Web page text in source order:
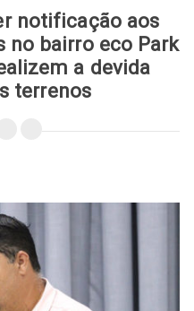
notificação aos
no bairro eco Park
a devida
terrenos